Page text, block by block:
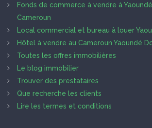
Fonds de commerce à vendre à
Cameroun
Local commercial et bureau à louer
Hôtel à vendre au Cameroun Yaoundé
Toutes les offres immobilières
Le blog immobilier
Trouver des prestataires
Que recherche les clients
Lire les termes et conditions